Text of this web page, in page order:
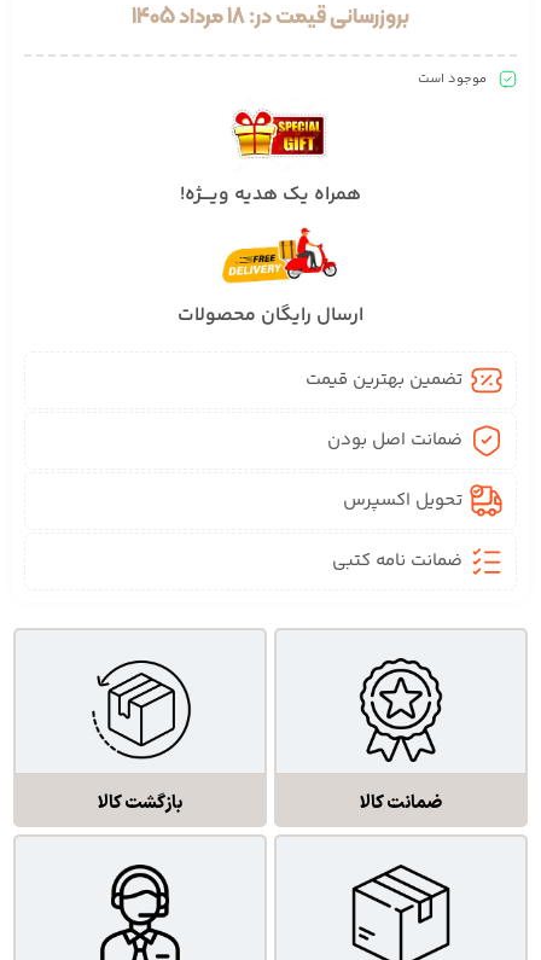
بروزرسانی قیمت در: 18 مرداد 1405
موجود است
همراه یک هدیه ویــــژه!
ارسال رایگان محصولات
تضمین بهترین قیمت
ضمانت اصل بودن
تحویل اکسپرس
ضمانت نامه کتبی
ضمانت کالا بازگشت کالا